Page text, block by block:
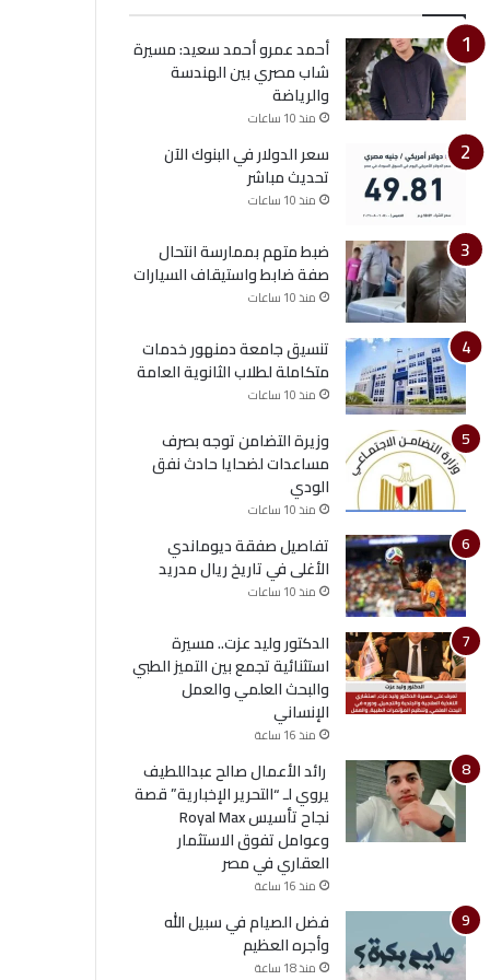
أحمد عمرو أحمد سعيد: مسيرة
شاب مصري بين الهندسة
والرياضة
منذ 10 ساعات
سعر الدولار في البنوك الآن
تحديث مباشر
منذ 10 ساعات
ضبط متهم بممارسة انتحال
صفة ضابط واستيقاف السيارات
منذ 10 ساعات
تنسيق جامعة دمنهور خدمات
متكاملة لطلاب الثانوية العامة
منذ 10 ساعات
وزيرة التضامن توجه بصرف
مساعدات لضحايا حادث نفق
الودي
منذ 10 ساعات
تفاصيل صفقة ديوماندي
الأغلى في تاريخ ريال مدريد
منذ 10 ساعات
الدكتور وليد عزت.. مسيرة
استثنائية تجمع بين التميز الطبي
والبحث العلمي والعمل
الإنساني
منذ 16 ساعة
رائد الأعمال صالح عبداللطيف
يروي لـ “التحرير الإخبارية” قصة
نجاح تأسيس Royal Max
وعوامل تفوق الاستثمار
العقاري في مصر
منذ 16 ساعة
فضل الصيام في سبيل الله
وأجره العظيم
منذ 18 ساعة